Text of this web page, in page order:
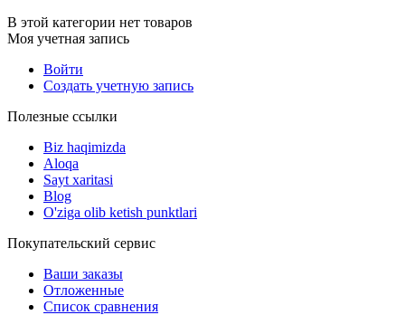
В этой категории нет товаров
Моя учетная запись
Войти
Создать учетную запись
Полезные ссылки
Biz haqimizda
Aloqa
Sayt xaritasi
Blog
O'ziga olib ketish punktlari
Покупательский сервис
Ваши заказы
Отложенные
Список сравнения